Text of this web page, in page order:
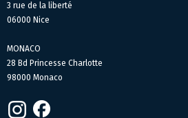
3 rue de la liberté
06000 Nice
MONACO
28 Bd Princesse Charlotte
98000 Monaco